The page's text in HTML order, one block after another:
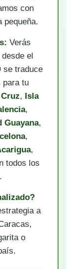
con
pequeña.
Verás
el
se traduce
para tu
, Isla
,
Guayana,
,
,
todos los
a
o